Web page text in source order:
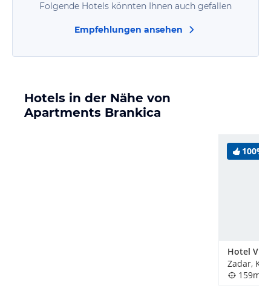
Folgende Hotels könnten Ihnen auch gefallen
Empfehlungen ansehen
Hotels in der Nähe von
Apartments Brankica
100%
Hotel
Zadar,
159m